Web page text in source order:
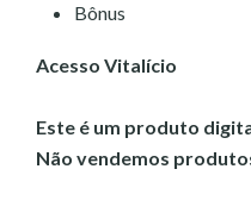
Bônus
Acesso Vitalício
Este é um produto
Não vendemos